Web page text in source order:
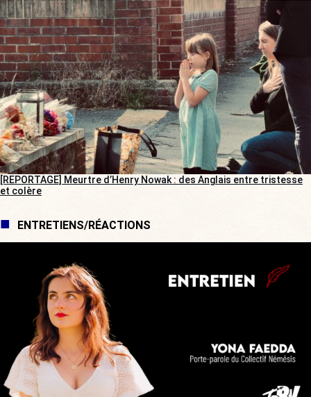
[REPORTAGE] Meurtre d’Henry Nowak : des Anglais entre tristesse
et colère
ENTRETIENS/RÉACTIONS